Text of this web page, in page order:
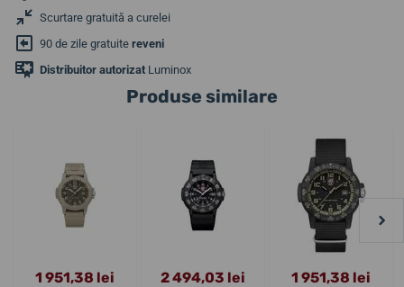
Scurtare gratuită a curelei
90 de zile gratuite reveni
Distribuitor autorizat Luminox
Produse similare
1 951,38 lei 2 494,03 lei 1 951,38 lei